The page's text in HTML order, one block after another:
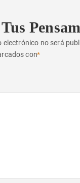
electrónico no será
con*